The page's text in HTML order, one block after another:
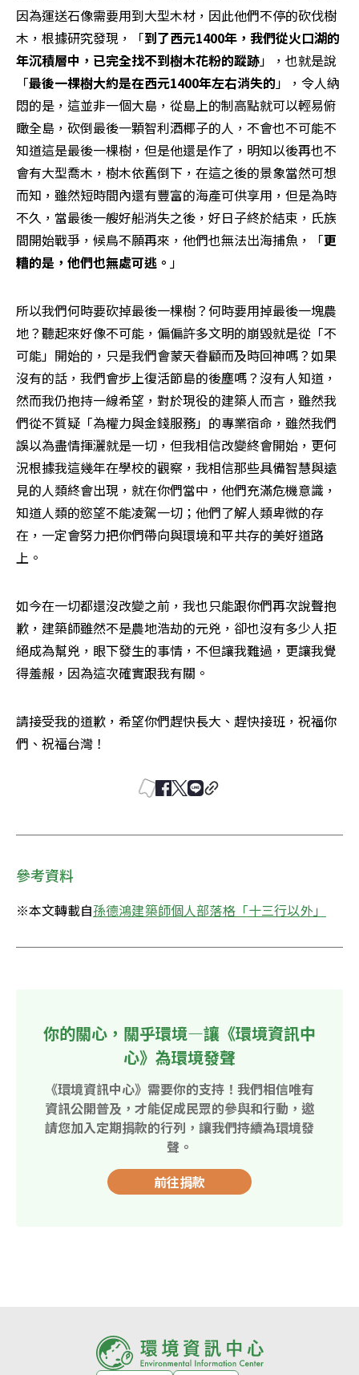
因為運送石像需要用到大型木材，因此他們不停的砍伐樹
木，根據研究發現，「到了西元1400年，我們從火口湖的
年沉積層中，已完全找不到樹木花粉的蹤跡」，也就是說
「最後一棵樹大約是在西元1400年左右消失的」，令人納
悶的是，這並非一個大島，從島上的制高點就可以輕易俯
瞰全島，砍倒最後一顆智利酒椰子的人，不會也不可能不
知道這是最後一棵樹，但是他還是作了，明知以後再也不
會有大型喬木，樹木依舊倒下，在這之後的景象當然可想
而知，雖然短時間內還有豐富的海產可供享用，但是為時
不久，當最後一艘好船消失之後，好日子終於結束，氏族
間開始戰爭，候鳥不願再來，他們也無法出海捕魚，「更
糟的是，他們也無處可逃。 」
所以我們何時要砍掉最後一棵樹？何時要用掉最後一塊農
地？聽起來好像不可能，偏偏許多文明的崩毀就是從「不
可能」開始的，只是我們會蒙天眷顧而及時回神嗎？如果
沒有的話，我們會步上復活節島的後塵嗎？沒有人知道，
然而我仍抱持一線希望，對於現役的建築人而言，雖然我
們從不質疑「為權力與金錢服務」的專業宿命，雖然我們
誤以為盡情揮灑就是一切，但我相信改變終會開始，更何
況根據我這幾年在學校的觀察，我相信那些具備智慧與遠
見的人類終會出現，就在你們當中，他們充滿危機意識，
知道人類的慾望不能凌駕一切；他們了解人類卑微的存
在，一定會努力把你們帶向與環境和平共存的美好道路
上。
如今在一切都還沒改變之前，我也只能跟你們再次說聲抱
歉，建築師雖然不是農地浩劫的元兇，卻也沒有多少人拒
絕成為幫兇，眼下發生的事情，不但讓我難過，更讓我覺
得羞赧，因為這次確實跟我有關。
請接受我的道歉，希望你們趕快長大、趕快接班，祝福你
們、祝福台灣！
參考資料
※本文轉載自孫德鴻建築師個人部落格「十三行以外」
你的關心，關乎環境—讓《環境資訊中
心》為環境發聲
《環境資訊中心》需要你的支持！我們相信唯有
資訊公開普及，才能促成民眾的參與和行動，邀
請您加入定期捐款的行列，讓我們持續為環境發
聲。
前往捐款